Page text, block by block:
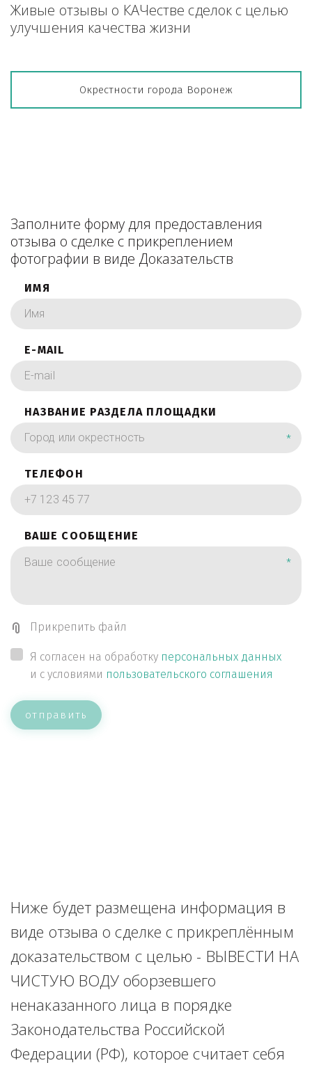
Живые отзывы о КАЧестве сделок с целью
улучшения качества жизни
Окрестности города Воронеж
Заполните форму для предоставления
отзыва о сделке с прикреплением
фотографии в виде Доказательств
ИМЯ
E-MAIL
НАЗВАНИЕ РАЗДЕЛА ПЛОЩАДКИ
*
ТЕЛЕФОН
ВАШЕ СООБЩЕНИЕ
*
Прикрепить файл
Я согласен на обработку персональных данных
и с условиями пользовательского соглашения
отправить
Ниже будет размещена информация в
виде отзыва о сделке с прикреплённым
доказательством с целью - ВЫВЕСТИ НА
ЧИСТУЮ ВОДУ оборзевшего
ненаказанного лица в порядке
Законодательства Российской
Федерации (РФ), которое считает себя